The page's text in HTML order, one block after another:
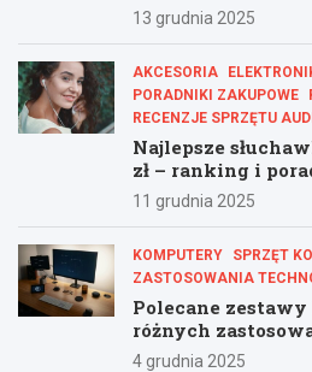
13 grudnia 2025
AKCESORIA
PORADNIKI ZAKUPOWE
RECENZJE SPRZĘTU
Najlepsze
zł – ranking i
11 grudnia 2025
KOMPUTERY
SPRZĘT
ZASTOSOWANIA
Polecane
różnych
4 grudnia 2025